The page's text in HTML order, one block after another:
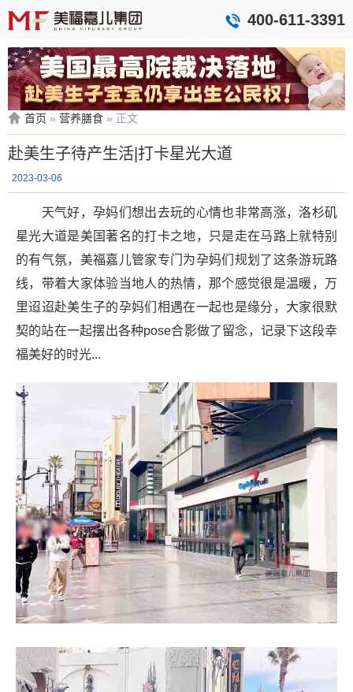
400-611-3391
首页 » 营养膳食 » 正文
赴美生子待产生活|打卡星光大道
2023-03-06
天气好，孕妈们想出去玩的心情也非常高涨，洛杉矶
星光大道是美国著名的打卡之地，只是走在马路上就特别
的有气氛，美福嘉儿管家专门为孕妈们规划了这条游玩路
线，带着大家体验当地人的热情，那个感觉很是温暖，万
里迢迢赴美生子的孕妈们相遇在一起也是缘分，大家很默
契的站在一起摆出各种pose合影做了留念，记录下这段幸
福美好的时光...